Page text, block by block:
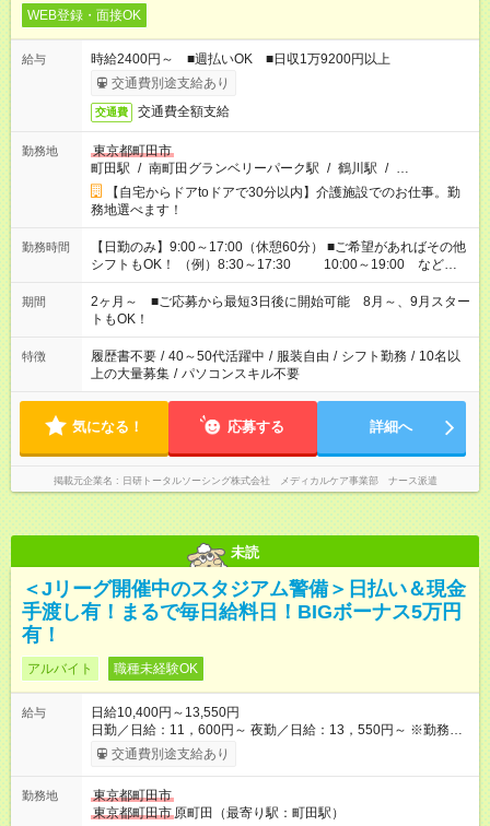
WEB登録・面接OK
給与
時給2400円～ ■週払いOK ■日収1万9200円以上
交通費別途支給あり
交通費 交通費全額支給
勤務地
東京都町田市
町田駅 / 南町田グランベリーパーク駅 / 鶴川駅 / …
【自宅からドアtoドアで30分以内】介護施設でのお仕事。勤
務地選べます！
勤務時間
【日勤のみ】9:00～17:00（休憩60分） ■ご希望があればその他
シフトもOK！ （例）8:30～17:30 10:00～19:00 など
「家族とお休みを合わせたい」 「できれば残業はしたくない」
など、あなたのご希望に沿ったお仕事をご紹介します！ ※Wワ
ーク希望の方へ 今ご覧のお仕事で希望する勤務時間と、もう1つ
のお仕事の勤務時間。 合計で週40時間を超える場合は応募でき
ません
期間
2ヶ月～ ■ご応募から最短3日後に開始可能 8月～、9月スター
トもOK！
特徴 履歴書不要 / 40～50代活躍中 / 服装自由 / シフト勤務 / 10名以
上の大量募集 / パソコンスキル不要
気になる！ 応募する 詳細へ
掲載元企業名 日研トータルソーシング株式会社 メディカルケア事業部 ナース派遣
未読
＜Jリーグ開催中のスタジアム警備＞日払い＆現金
手渡し有！まるで毎日給料日！BIGボーナス5万円
有！
アルバイト 職種未経験OK
給与
日給10,400円～13,550円
日勤／日給：11，600円～ 夜勤／日給：13，550円～ ※勤務数
が週2日以下の場合 日勤／日給：10，400円 夜勤／日給：12，
350円 ■交通費別途全額支給 ※規定あり ■支払方法：日払い └日
⇒希望をお聞かせください♪ ■各種資格手当あり ■残業手当あり ■
日給保障あり └早く終わっても”全額”支給！ ・－・－・ ≪ 法定
交通費別途支給あり
勤務地
東京都町田市
東京都町田市 原町田（最寄り駅：町田駅）